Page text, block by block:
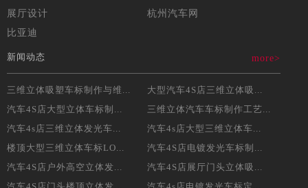
展厅设计
杭州汽车网
比亚迪
新闻动态 more>
三维立体吸塑车标制作与维...
大型汽车4S店三维立体吸...
汽车4S店大型立体车标制...
三维立体汽车车标制作工艺...
汽车4s店三维立体发光车...
汽车4s店大型三维立体车...
楼顶大型三维立体车标LO...
汽车4S店电镀发光车标制...
汽车4S店户外高空立体发...
汽车4S店展厅门头立体吸...